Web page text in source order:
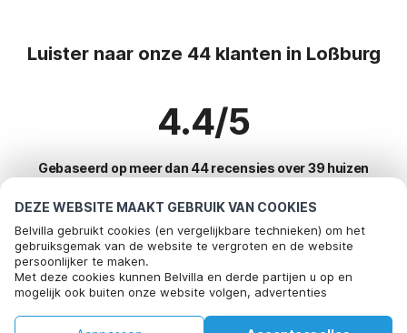
DEZE WEBSITE MAAKT GEBRUIK VAN COOKIES
Belvilla gebruikt cookies (en vergelijkbare technieken) om het
gebruiksgemak van de website te vergroten en de website
persoonlijker te maken.
Met deze cookies kunnen Belvilla en derde partijen u op en
mogelijk ook buiten onze website volgen, advertenties
social media.
Luister naar onze 44 klanten in Loßburg
4.4/5
Gebaseerd op meer dan 44 recensies over 39 huizen
Meest populaire bestemmingen voor
vakantie
Top steden met top voorzieningen voor vakantie
Kindvriendelijke vakantiehuizen bayeux